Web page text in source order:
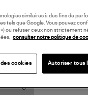
similaires à des fins de
tels que Google. Vous pouvez
ou refuser ceux non strictement
consulter notre politique de
cookies Autoriser tous